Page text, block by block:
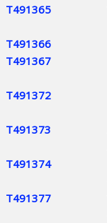
T491365
T491366
T491367
T491372
T491373
T491374
T491377